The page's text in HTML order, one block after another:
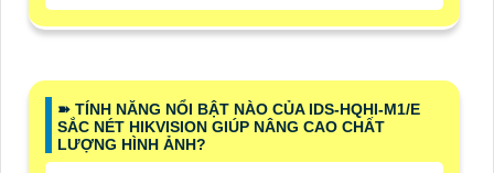
➽ TÍNH NĂNG NỔI BẬT NÀO CỦA IDS-HQHI-M1/E
SẮC NÉT HIKVISION GIÚP NÂNG CAO CHẤT
LƯỢNG HÌNH ẢNH?